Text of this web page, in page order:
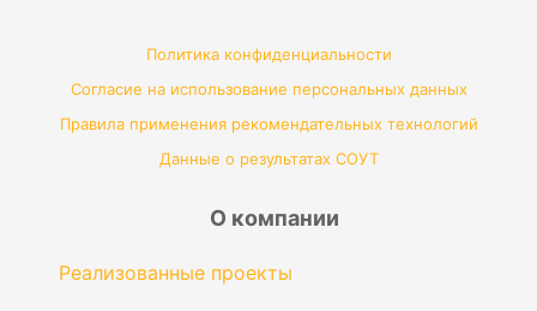
Политика конфиденциальности
Согласие на использование персональных данных
Правила применения рекомендательных технологий
Данные о результатах СОУТ
О компании
Реализованные проекты